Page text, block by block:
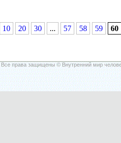
10 20 30 ... 57 58 59
60
Все права защищены © Внутренний мир